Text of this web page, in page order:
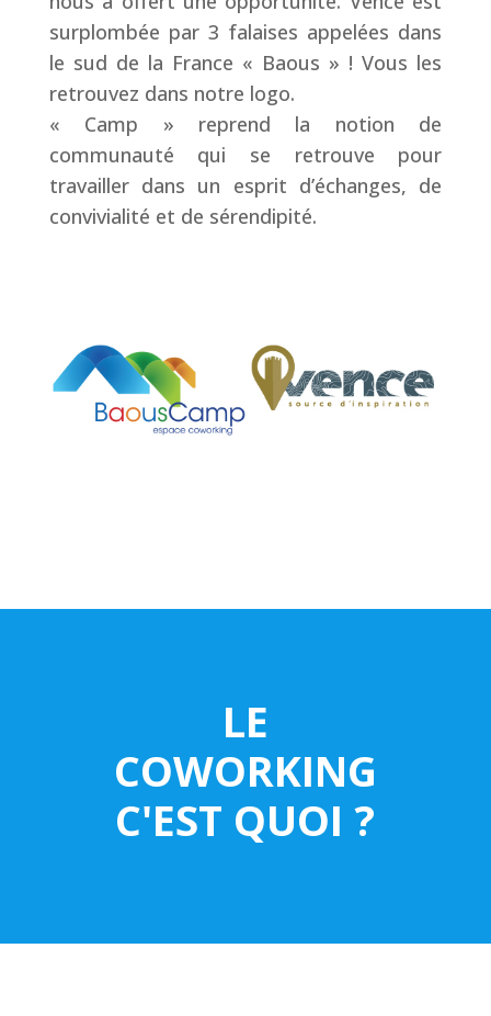
surplombée par 3 falaises appelées dans
le sud de la France « Baous » ! Vous les
retrouvez dans notre logo.
« Camp » reprend la notion de
communauté qui se retrouve pour
travailler dans un esprit d’échanges, de
convivialité et de sérendipité.
LE
COWORKING
C'EST QUOI ?